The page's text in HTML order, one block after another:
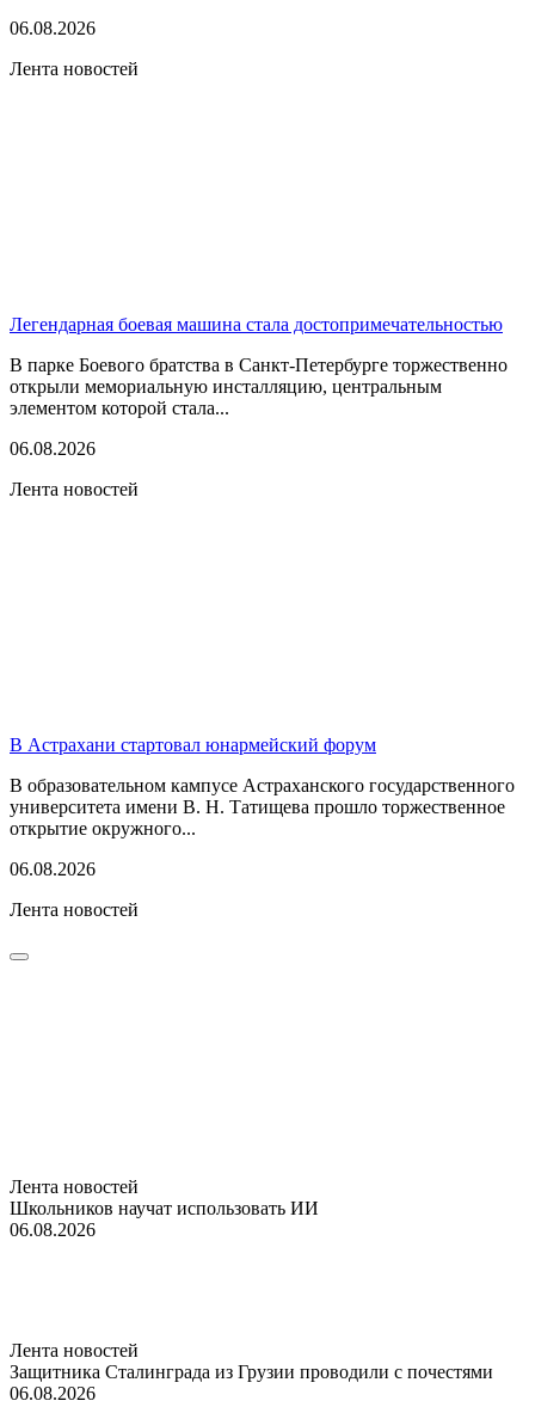
06.08.2026
Лента новостей
Легендарная боевая машина стала достопримечательностью
В парке Боевого братства в Санкт-Петербурге торжественно
открыли мемориальную инсталляцию, центральным
элементом которой стала...
06.08.2026
Лента новостей
В Астрахани стартовал юнармейский форум
В образовательном кампусе Астраханского государственного
университета имени В. Н. Татищева прошло торжественное
открытие окружного...
06.08.2026
Лента новостей
Лента новостей
Школьников научат использовать ИИ
06.08.2026
Лента новостей
Защитника Сталинграда из Грузии проводили с почестями
06.08.2026